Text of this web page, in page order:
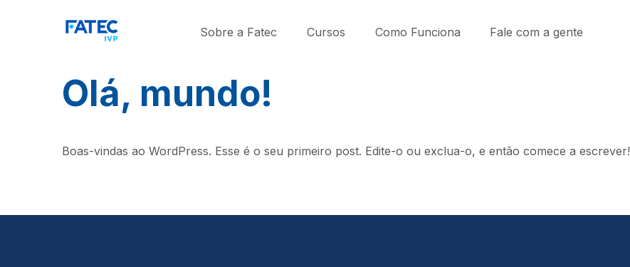
Sobre a Fatec Cursos Como Funciona Fale com a gente
Olá, mundo!
Boas-vindas ao WordPress. Esse é o seu primeiro post. Edite-o ou exclua-o, e então comece a escrever!